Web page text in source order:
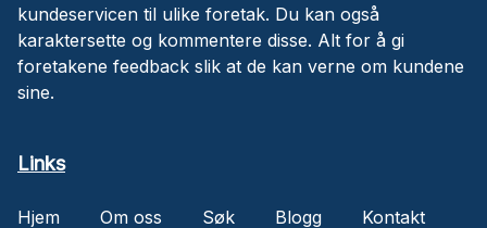
kundeservicen til ulike foretak. Du kan også
karaktersette og kommentere disse. Alt for å gi
foretakene feedback slik at de kan verne om kundene
sine.
Links
Hjem Om oss Søk Blogg
Kontakt